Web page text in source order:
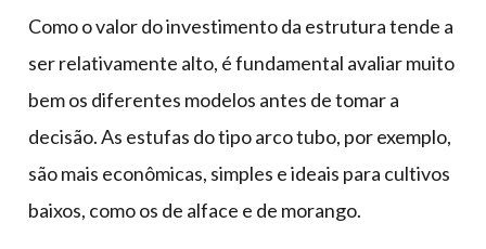
Como o valor do investimento da estrutura tende a
ser relativamente alto, é fundamental avaliar muito
bem os diferentes modelos antes de tomar a
decisão. As estufas do tipo arco tubo, por exemplo,
são mais econômicas, simples e ideais para cultivos
baixos, como os de alface e de morango.